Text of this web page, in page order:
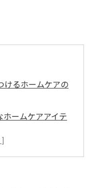
けるホームケアの
ームケアアイテ